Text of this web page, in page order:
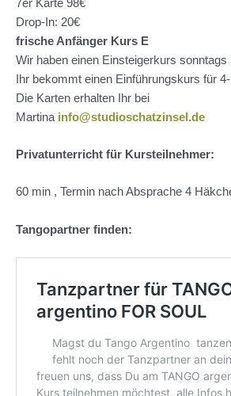
7er Karte 98€
Drop-In: 20€
frische Anfänger Kurs E
Wir haben einen Einsteigerkurs sonntags
Ihr bekommt einen Einführungskurs für
Die Karten erhalten Ihr bei
Martina info@studioschatzinsel.de
Privatunterricht für Kursteilnehmer:
60 min , Termin nach Absprache 4
Tangopartner finden: